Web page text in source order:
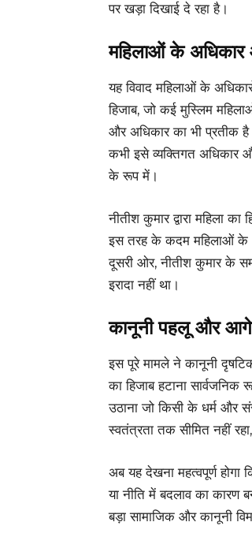
पर खड़ा दिखाई दे रहा है।
महिलाओं के
यह विवाद महिलाओं के
हिजाब, जो कई मुस्लिम
और अधिकार का भी प्रतीक
कभी इसे व्यक्तिगत अधिकार
के रूप में।
नीतीश कुमार द्वारा महिला
इस तरह के कदम महिलाओं के
दूसरी ओर, नीतीश कुमार के
इरादा नहीं था।
कानूनी पहलू और आगे
इस पूरे मामले ने कानूनी
का हिजाब हटाना
उठाना जो किसी के धर्म और
स्वतंत्रता तक सीमित नहीं
अब यह देखना महत्वपूर्ण होगा
या नीति में बदलाव का कारण
बड़ा सामाजिक और कानूनी